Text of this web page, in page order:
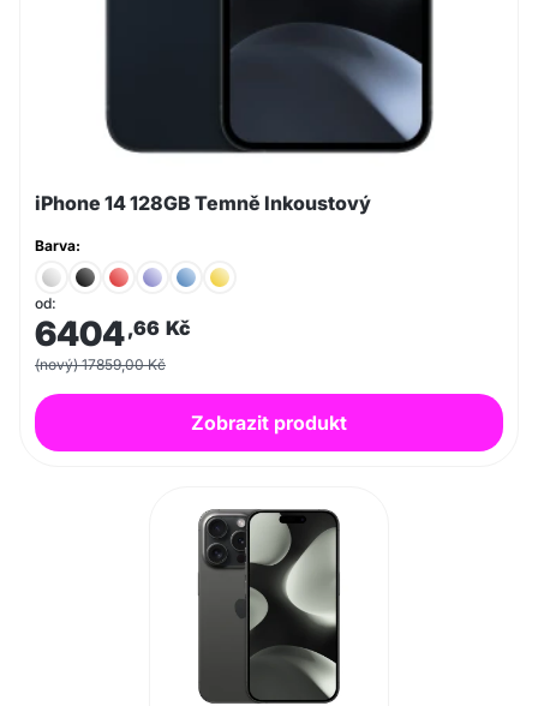
iPhone 14 128GB Temně Inkoustový
Barva:
od:
6404,66 Kč
(nový) 17859,00 Kč
Zobrazit produkt